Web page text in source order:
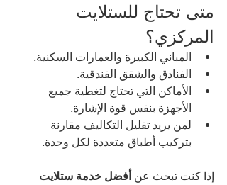
متى تحتاج للستلايت
المركزي؟
المباني الكبيرة والعمارات السكنية.
الفنادق والشقق الفندقية.
الأماكن التي تحتاج لتغطية جميع
الأجهزة بنفس قوة الإشارة.
لمن يريد تقليل التكاليف مقارنة
بتركيب أطباق متعددة لكل وحدة.
إذا كنت تبحث عن أفضل خدمة ستلايت